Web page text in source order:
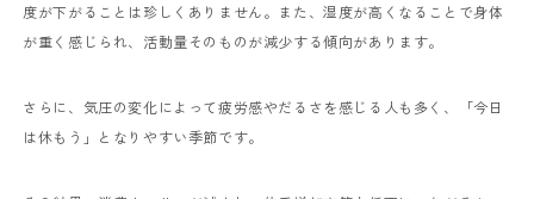
度が下がることは珍しくありません。また、湿度が高くなることで身体
が重く感じられ、活動量そのものが減少する傾向があります。
さらに、気圧の変化によって疲労感やだるさを感じる人も多く、「今日
は休もう」となりやすい季節です。